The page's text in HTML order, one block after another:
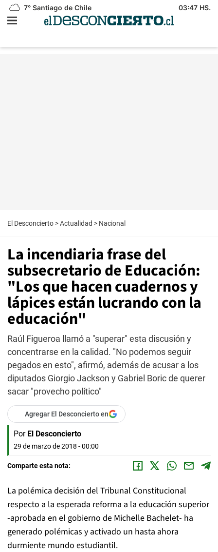
7° Santiago de Chile 03:47 HS.
El Desconcierto >Actualidad > Nacional
La incendiaria frase del
subsecretario de Educación:
"Los que hacen cuadernos y
lápices están lucrando con la
educación"
Raúl Figueroa llamó a "superar" esta discusión y
concentrarse en la calidad. "No podemos seguir
pegados en esto", afirmó, además de acusar a los
diputados Giorgio Jackson y Gabriel Boric de querer
sacar "provecho político"
Agregar El Desconcierto en
Por El Desconcierto
29 de marzo de 2018 - 00:00
Comparte esta nota:
La polémica decisión del Tribunal Constitucional
respecto a la esperada reforma a la educación superior
-aprobada en el gobierno de Michelle Bachelet- ha
generado polémicas y activado un hasta ahora
durmiente mundo estudiantil.